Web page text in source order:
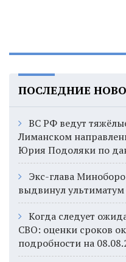
ПОСЛЕДНИЕ
ВС РФ ведут
Лиманском
Юрия Подоляки по
Экс-глава
выдвинул
Когда следует
СВО: оценки сроков
подробности на